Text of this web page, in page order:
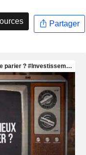
Partager